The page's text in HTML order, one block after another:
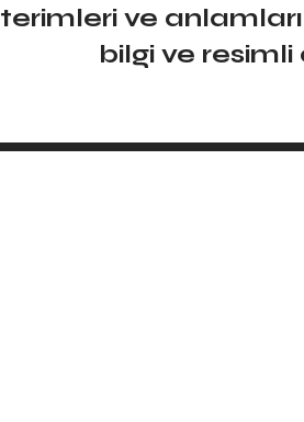
terimleri ve
bilgi ve resimli